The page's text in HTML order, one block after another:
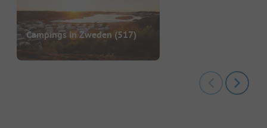
Campings in Zweden (517)